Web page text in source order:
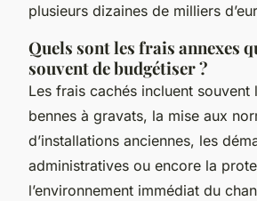
plusieurs dizaines de milliers
Quels sont les frais annexes
souvent de budgétiser ?
Les frais cachés incluent souvent
bennes à gravats, la mise aux
d’installations anciennes, les
administratives ou encore la
l’environnement immédiat du